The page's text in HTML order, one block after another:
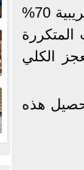
نصف تريليون "بالظبط 571 مليار جنيه تمثل المتأخرات الضريبية 70%
الكلي
هذه